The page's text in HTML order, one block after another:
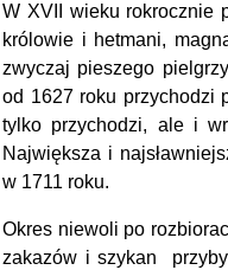
W XVII wieku rokrocznie
królowie i hetmani,
zwyczaj pieszego
od 1627 roku przychodzi
tylko przychodzi, ale i
Największa i
w 1711 roku.
Okres niewoli po
zakazów i szykan